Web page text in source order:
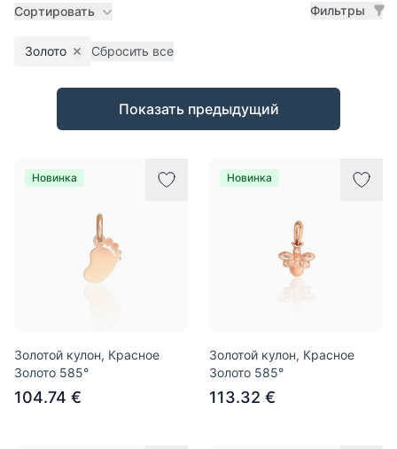
Сортировать Фильтры
Золото Remove filter
Сбросить все
Товары
Показать предыдущий
Новинка
Золотой кулон, Красное
Золото 585°
104.74 €
Новинка
Золотой кулон, Красное
Золото 585°
113.32 €